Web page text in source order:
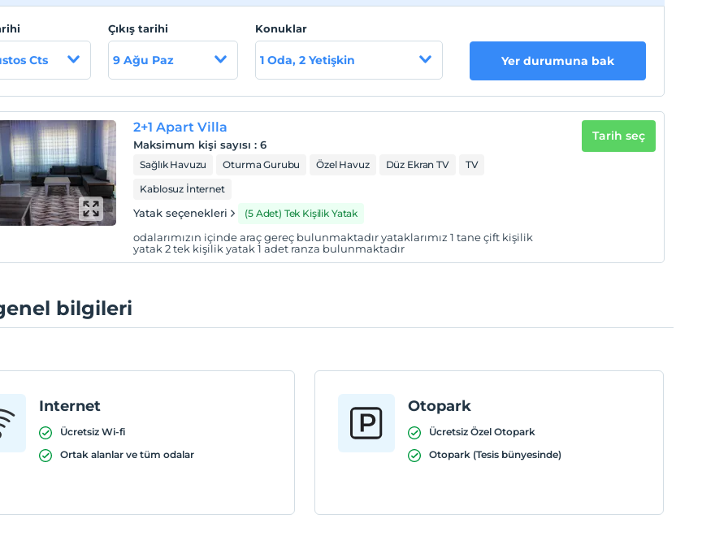
Cts
Çıkış tarihi
9 Ağu Paz
Konuklar
1 Oda, 2 Yetişkin Yer durumuna bak
2+1 Apart Villa
Maksimum kişi sayısı :6
Sağlık Havuzu Oturma Gurubu Özel Havuz Düz Ekran TV
TV
Kablosuz İnternet
Yatak seçenekleri (5 Adet) Tek Kişilik Yatak
odalarımızın içinde araç gereç bulunmaktadır yataklarımız 1 tane çift kişilik
yatak 2 tek kişilik yatak 1 adet ranza bulunmaktadır
Tarih seç
bilgileri
Internet
Ücretsiz Wi-fi
Ortak alanlar ve tüm odalar
Otopark
Ücretsiz Özel Otopark
Otopark (Tesis bünyesinde)